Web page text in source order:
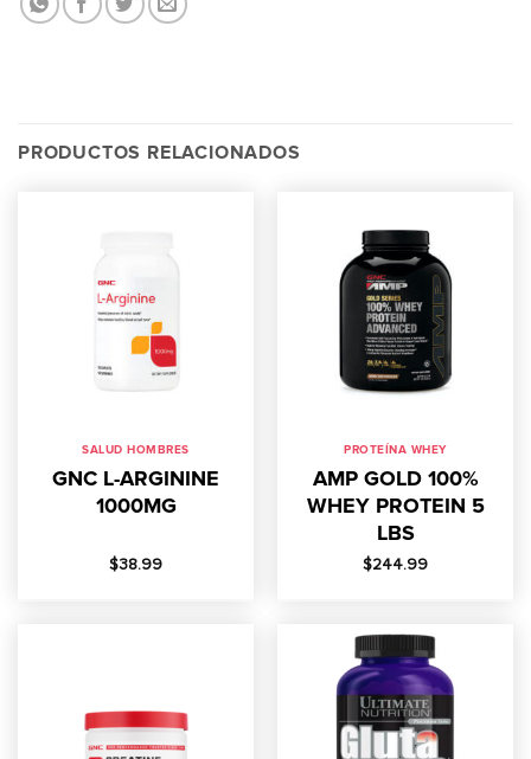
PRODUCTOS RELACIONADOS
SALUD HOMBRES
GNC L-ARGININE
1000MG
$38.99
PROTEÍNA WHEY
AMP GOLD 100%
WHEY PROTEIN 5
LBS
$244.99